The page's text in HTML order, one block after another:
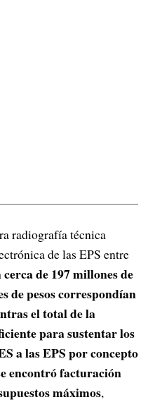
radiografía técnica
de las EPS entre
de 197 millones de
de pesos correspondían
el total de la
para sustentar los
a las EPS por concepto
encontró facturación
máximos,